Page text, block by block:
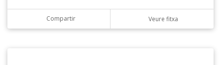
Compartir Veure fitxa